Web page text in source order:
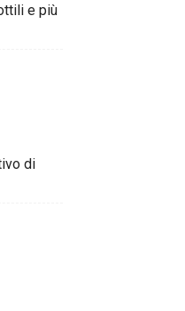
e più
di